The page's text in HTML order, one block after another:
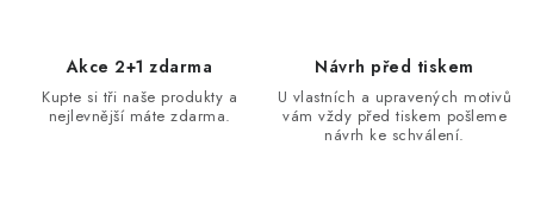
Akce 2+1 zdarma
Kupte si tři naše produkty a
nejlevnější máte zdarma.
Návrh před tiskem
U vlastních a upravených motivů
vám vždy před tiskem pošleme
návrh ke schválení.